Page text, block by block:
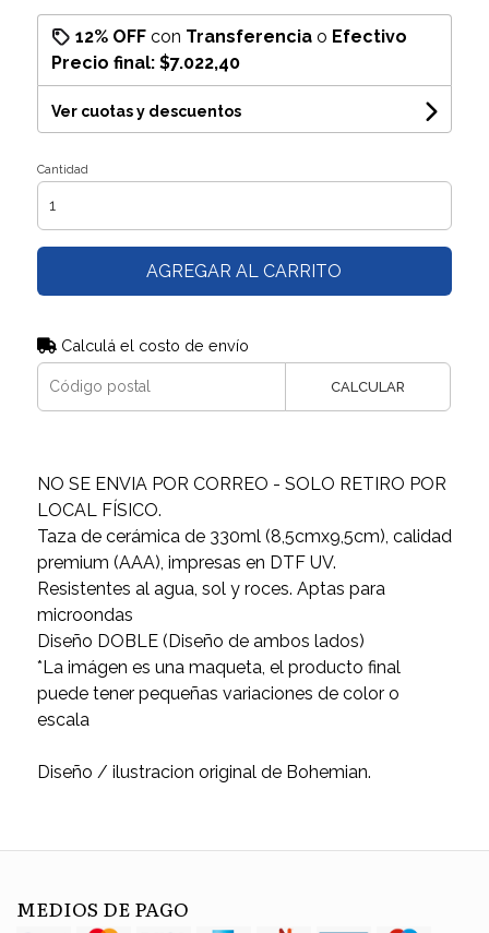
12% OFFcon Transferenciao Efectivo
Precio final: $7.022,40
Ver cuotas y descuentos
Cantidad
AGREGAR AL CARRITO
Calculá el costo de envío
CALCULAR
NO SE ENVIA POR CORREO - SOLO RETIRO POR
LOCAL FÍSICO.
Taza de cerámica de 330ml (8,5cmx9,5cm), calidad
premium (AAA), impresas en DTF UV.
Resistentes al agua, sol y roces. Aptas para
microondas
Diseño DOBLE (Diseño de ambos lados)
*La imágen es una maqueta, el producto final
puede tener pequeñas variaciones de color o
escala
Diseño / ilustracion original de Bohemian.
MEDIOS DE PAGO